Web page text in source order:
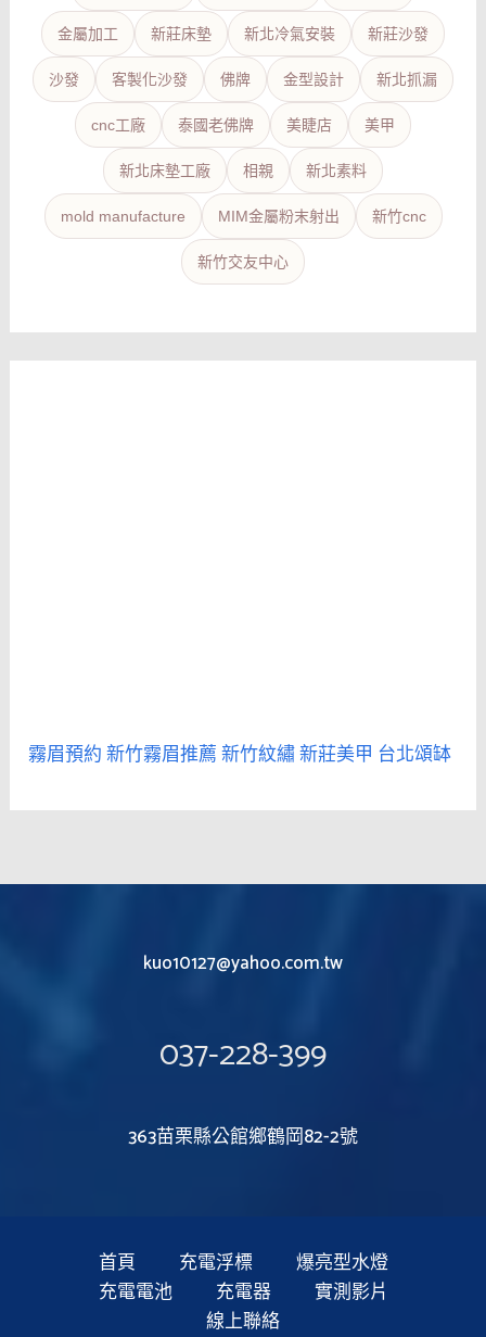
金屬加工 新莊床墊 新北冷氣安裝 新莊沙發
沙發 客製化沙發 佛牌 金型設計 新北抓漏
cnc工廠 泰國老佛牌 美睫店 美甲
新北床墊工廠 相親 新北素料
mold manufacture MIM金屬粉末射出 新竹cnc
新竹交友中心
霧眉預約新竹霧眉推薦新竹紋繡新莊美甲 台北頌缽
kuo10127@yahoo.com.tw
037-228-399
363苗栗縣公館鄉鶴岡82-2號
首頁 充電浮標
爆亮型水燈
充電電池
充電器
實測影片
線上聯絡